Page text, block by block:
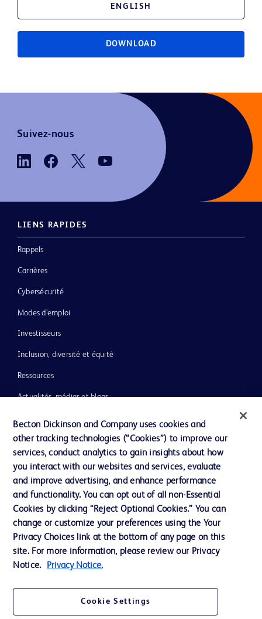
ENGLISH
DOWNLOAD
Suivez-nous
LIENS RAPIDES
Rappels
Carrières
Cybersécurité
Modes d’emploi
Investisseurs
Inclusion, diversité et équité
Ressources
Actualités, médias et blogs
Ethique et conformité
Nous contacter
Paramètres des cookies
Charte de Protection des Données Personnelles
Conditions d'utlisation
Becton Dickinson and Company uses cookies and
other tracking technologies (“Cookies”) to improve our
services, conduct analytics to gain insights about how
you interact with our websites and services, evaluate
and improve advertising, and enhance performance
and functionality. You can opt out of all non-Essential
Cookies by clicking “Reject Optional Cookies.” You can
change or customize your preferences using the Your
Privacy Choices link at the bottom of any page on this
site. For more information, please review our Privacy
Notice.
Privacy Notice.
Cookie Settings